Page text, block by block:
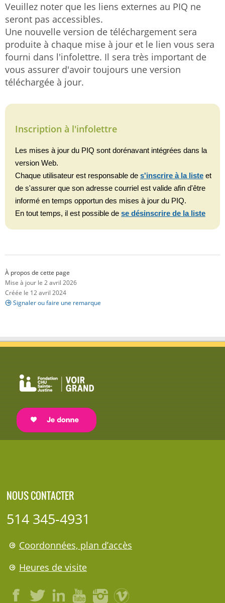
Veuillez noter que les liens externes au PIQ ne
seront pas accessibles.
Une nouvelle version de téléchargement sera
produite à chaque mise à jour et le lien vous sera
fourni dans l'infolettre. Il sera très important de
vous assurer d'avoir toujours une version
téléchargée à jour.
Inscription à l'infolettre
Les mises à jour du PIQ sont dorénavant intégrées dans la
version Web.
Chaque utilisateur est responsable de s'inscrire à la liste et
de s'assurer que son adresse courriel est valide afin d'être
informé en temps opportun des mises à jour du PIQ.
En tout temps, il est possible de se désinscrire de la liste
À propos de cette page
Mise à jour le 2 avril 2026
Créée le 12 avril 2024
Signaler ou faire une remarque
NOUS CONTACTER
514 345-4931
Coordonnées, plan d’accès
Heures de visite